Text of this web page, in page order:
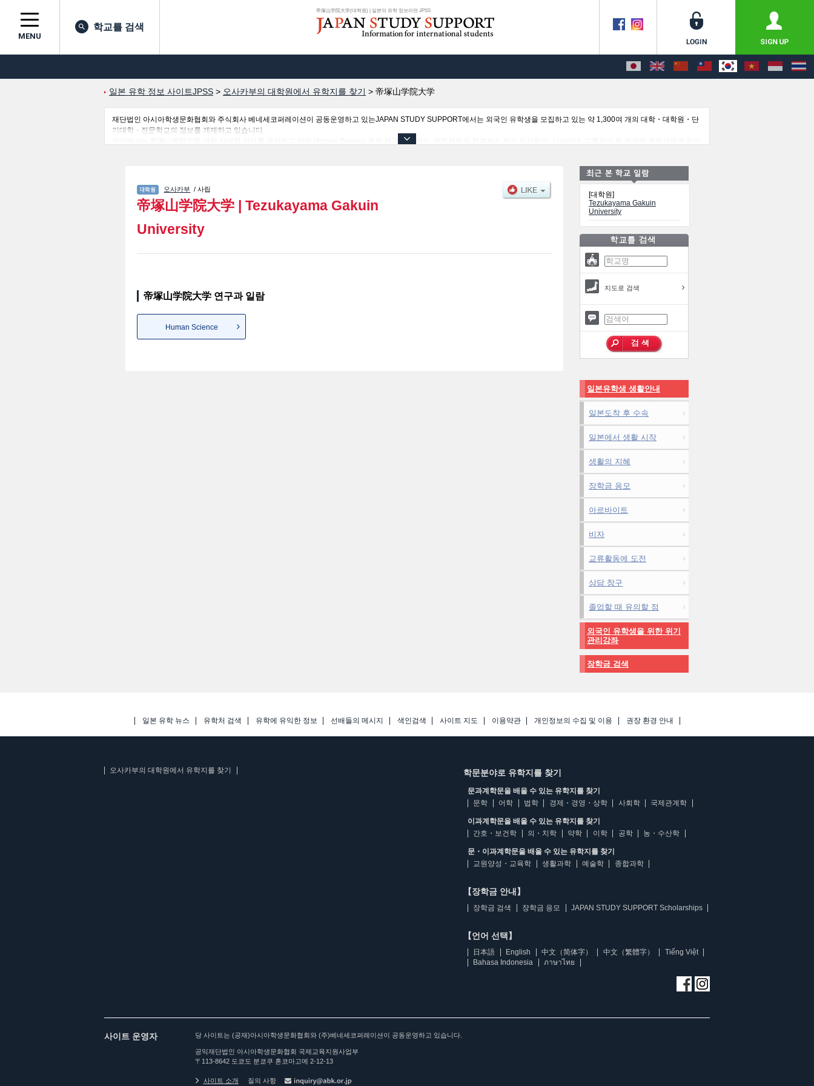
帝塚山学院大学(대학원) | 일본의 유학 정보라면 JPSS
MENU
학교를 검색
일본 유학 정보 사이트JPSS > 오사카부의 대학원에서 유학지를 찾기 > 帝塚山学院大学
재단법인 아시아학생문화협회와 주식회사 베네세코퍼레이션이 공동운영하고 있는JAPAN STUDY SUPPORT에서는 외국인 유학생을 모집하고 있는 약 1,300여 개의 대학・대학원・단
기대학・전문학교의 정보를 게재하고 있습니다.
여기에서는 帝塚山学院大学 관한 자세한 정보를 게재하고 있어 Human Science 등의 연구과별 정보, 모집정원과 합격자수 등의 입시정보, 시설안내, 교통정보 등 외국인 유학생에게 유익
오사카부 / 사립
帝塚山学院大学 | Tezukayama Gakuin
University
帝塚山学院大学 연구과 일람
Human Science
[대학원]
Tezukayama Gakuin
University
지도로 검색
일본유학생 생활안내
일본도착 후 수속
일본에서 생활 시작
생활의 지혜
장학금 응모
아르바이트
비자
교류활동에 도전
상담 창구
졸업할 때 유의할 점
외국인 유학생을 위한 위기
관리강좌
장학금 검색
일본 유학 뉴스 유학처 검색 유학에 유익한 정보 선배들의 메시지 색인검색 사이트 지도 이용약관 개인정보의 수집 및 이용 권장 환경 안내
오사카부의 대학원에서 유학지를 찾기 학문분야로 유학지를 찾기
문과계학문을 배울 수 있는 유학지를 찾기
문학
어학 법학 경제・경영・상학 사회학 국제관계학
이과계학문을 배울 수 있는 유학지를 찾기
간호・보건학
의・치학 약학 이학 공학 농・수산학
문・이과계학문을 배울 수 있는 유학지를 찾기
교원양성・교육학
생활과학 예술학 종합과학
【장학금 안내】
장학금 검색 장학금 응모 JAPAN STUDY SUPPORT Scholarships
【언어 선택】
日本語 English 中文（简体字） 中文（繁體字）
Tiếng Việt
Bahasa Indonesia
ภาษาไทย
사이트 운영자 당 사이트는 (공재)아시아학생문화협회와 (주)베네세코퍼레이션이 공동운영하고 있습니다.
공익재단법인 아시아학생문화협회 국제교육지원사업부
〒113-8642 도쿄도 분쿄쿠 혼코마고메 2-12-13
사이트 소개 질의 사항